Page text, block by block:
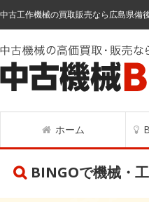
中古工作機械の買取販売なら広島県備
ホーム
BINGOで機械・